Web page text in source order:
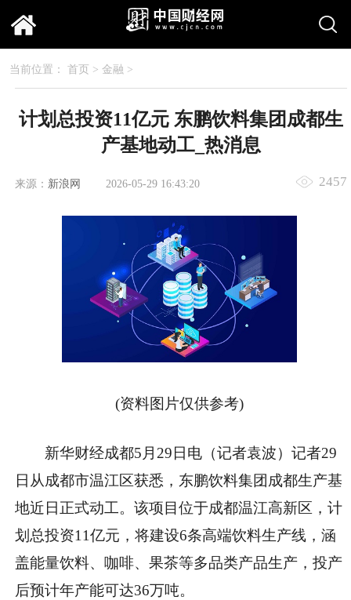
当前位置： 首页 > 金融 >
计划总投资11亿元 东鹏饮料集团成都生
产基地动工_热消息
来源： 新浪网 2026-05-29 16:43:20 2457
(资料图片仅供参考)
新华财经成都5月29日电（记者袁波）记者29
日从成都市温江区获悉，东鹏饮料集团成都生产基
地近日正式动工。该项目位于成都温江高新区，计
划总投资11亿元，将建设6条高端饮料生产线，涵
盖能量饮料、咖啡、果茶等多品类产品生产，投产
后预计年产能可达36万吨。